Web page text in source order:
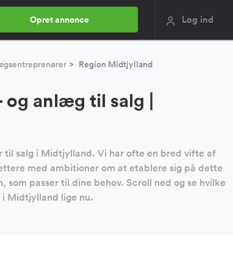
Opret annonce Log ind
Region Midtjylland
anlæg til salg |
til salg i Midtjylland. Vi har ofte en bred vifte af
med ambitioner om at etablere sig på dette
passer til dine behov. Scroll ned og se hvilke
Midtjylland lige nu.